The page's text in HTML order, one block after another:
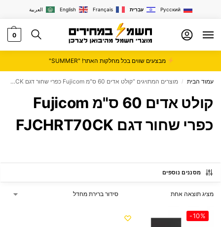
العربية English Français עִבְרִית Русский
0
מבצעים שווים בכל מחלקות האתר! "SUMMER"
עמוד הבית / מוצרים המתויגים “קולט אדים 60 ס"מ Fujicom כפרי שחור דגם FJCHRT70CK”
קולט אדים 60 ס"מ Fujicom
כפרי שחור דגם FJCHRT70CK
מסננים נוספים
מציג תוצאה אחת
-10%